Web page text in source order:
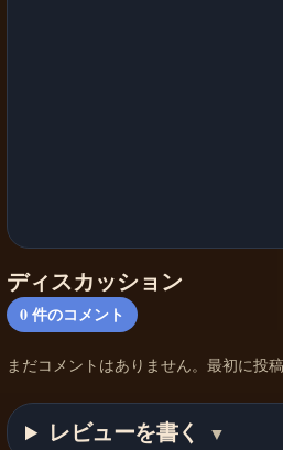
ディスカッション
0件のコメント
まだコメントはありません。最初に投
レビューを書く ▼